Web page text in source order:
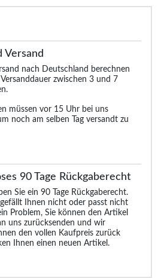
Versand
nach Deutschland berechnen
zwischen 3 und 7
müssen vor 15 Uhr bei uns
noch am selben Tag versandt zu
90 Tage Rückgaberecht
Sie ein 90 Tage Rückgaberecht.
Ihnen nicht oder passt nicht
Problem, Sie können den Artikel
uns zurücksenden und wir
den vollen Kaufpreis zurück
Ihnen einen neuen Artikel.